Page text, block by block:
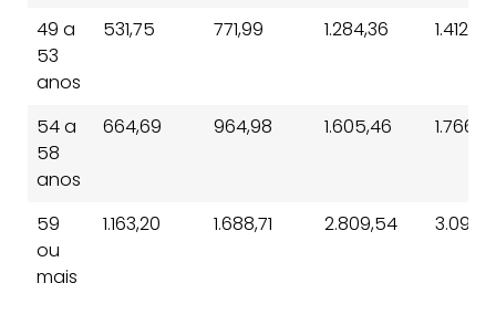
49 a
53
anos
531,75 771,99 1.284,36 1.412,80
54 a
58
anos
664,69 964,98 1.605,46 1.766,01
59
ou
mais
1.163,20 1.688,71 2.809,54